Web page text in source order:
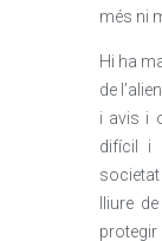
més ni
Hi ha
de
i avis i
difícil i
lliure